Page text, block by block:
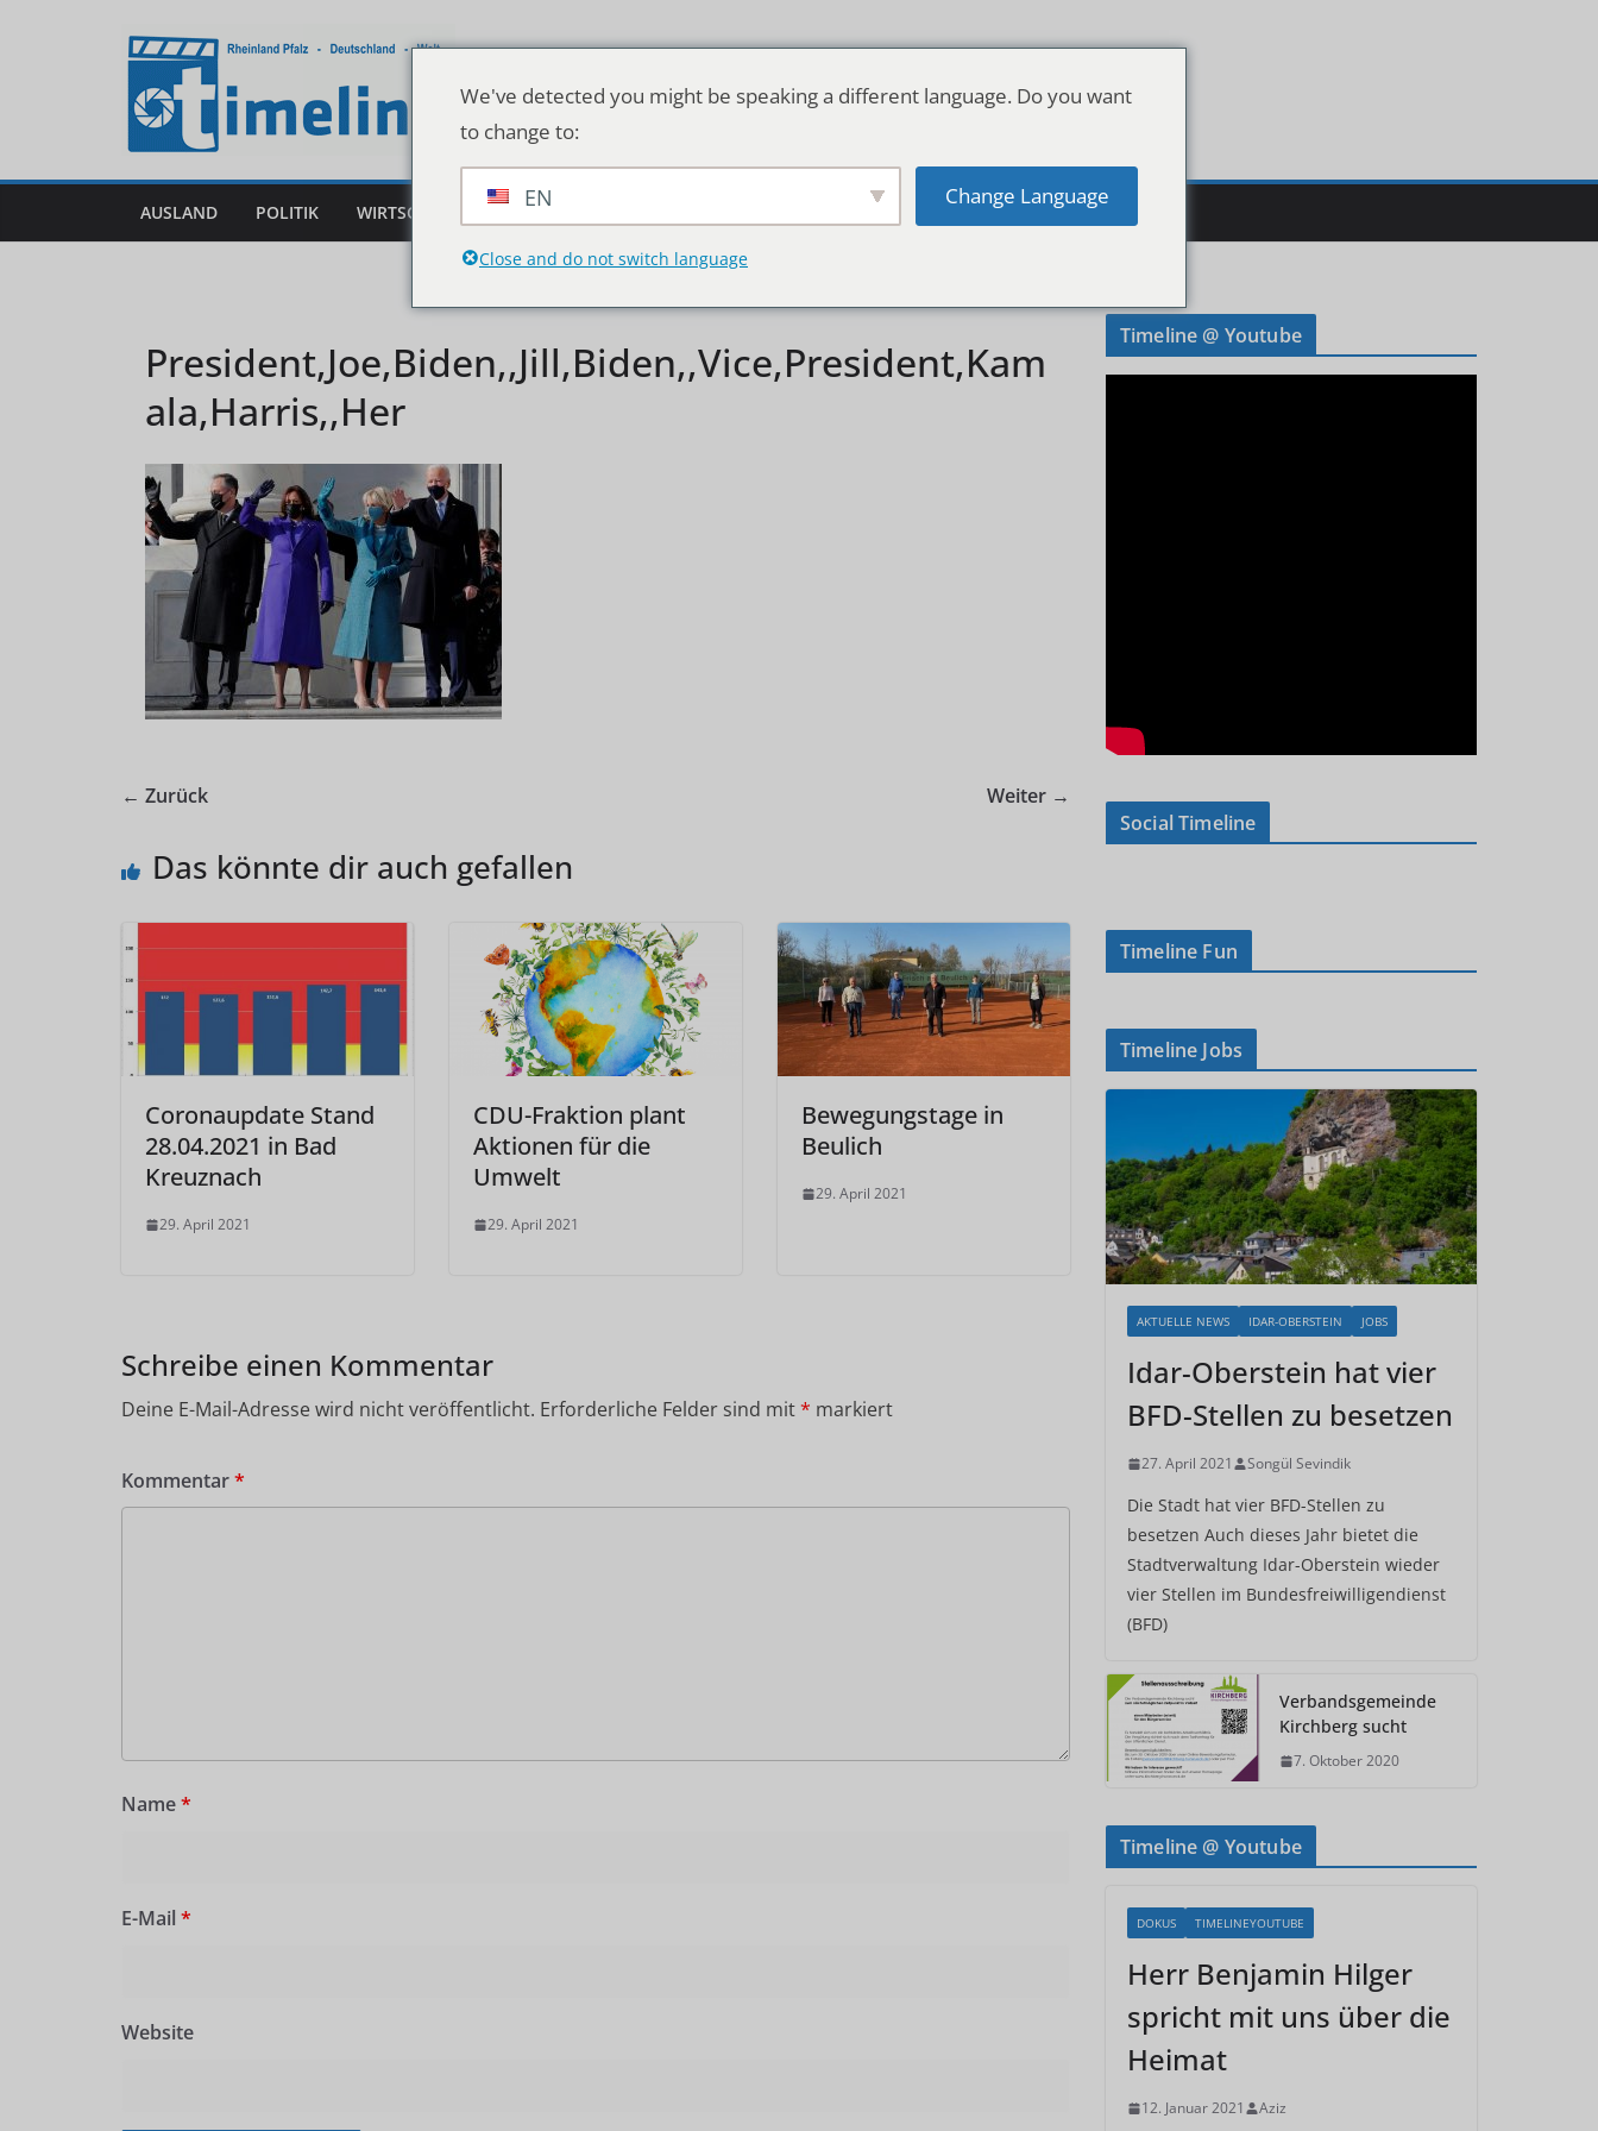
AUSLAND POLITIK WIRTSCHAFT DEUTSCHLAND & WELT
President,Joe,Biden,,Jill,Biden,,Vice,President,Kam
ala,Harris,,Her
← Zurück Weiter →
Das könnte dir auch gefallen
Coronaupdate Stand
28.04.2021 in Bad
Kreuznach
29. April 2021
CDU-Fraktion plant
Aktionen für die
Umwelt
29. April 2021
Bewegungstage in
Beulich
29. April 2021
Schreibe einen Kommentar
Deine E-Mail-Adresse wird nicht veröffentlicht. Erforderliche Felder sind mit* markiert
Kommentar*
Name*
E-Mail *
Website
Timeline @ Youtube
Social Timeline
Timeline Fun
Timeline Jobs
AKTUELLE NEWS IDAR-OBERSTEIN JOBS
Idar-Oberstein hat vier
BFD-Stellen zu besetzen
27. April 2021 Songül Sevindik
Die Stadt hat vier BFD-Stellen zu
besetzen Auch dieses Jahr bietet die
Stadtverwaltung Idar-Oberstein wieder
vier Stellen im Bundesfreiwilligendienst
(BFD)
Verbandsgemeinde
Kirchberg sucht
7. Oktober 2020
Timeline @ Youtube
DOKUS TIMELINEYOUTUBE
Herr Benjamin Hilger
spricht mit uns über die
Heimat
12. Januar 2021 Aziz
We've detected you might be speaking a different language. Do you want
to change to:
EN Change Language
Close and do not switch language